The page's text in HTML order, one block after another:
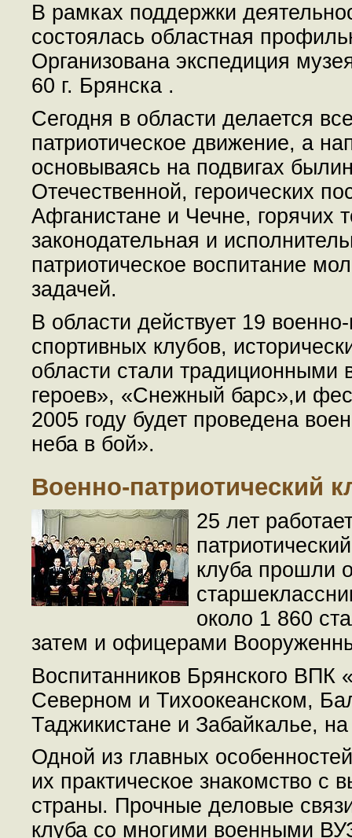
В рамках поддержки
состоялась областная
Организована экспедиция
60 г. Брянска .
Сегодня в области делается
патриотическое движение, а
основываясь на подвигах
Отечественной, героических
Афганистане и Чечне, горячих
законодательная и
патриотическое воспитание
задачей.
В области действует 19
спортивных клубов,
области стали традиционными
героев», «Снежный барс»,и
2005 году будет проведена
неба в бой».
Военно-патриотический
25 лет
клуба прошли
около 1 860
затем и офицерами
Воспитанников Брянского ВПК
Северном и Тихоокеанском,
Таджикистане и Забайкалье,
Одной из главных
их практическое знакомство
страны. Прочные деловые
клуба со многими военными